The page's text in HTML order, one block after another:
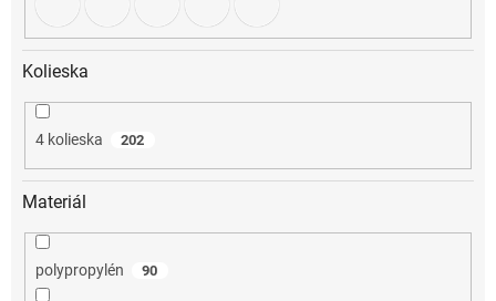
Kolieska
4 kolieska 202
Materiál
polypropylén 90